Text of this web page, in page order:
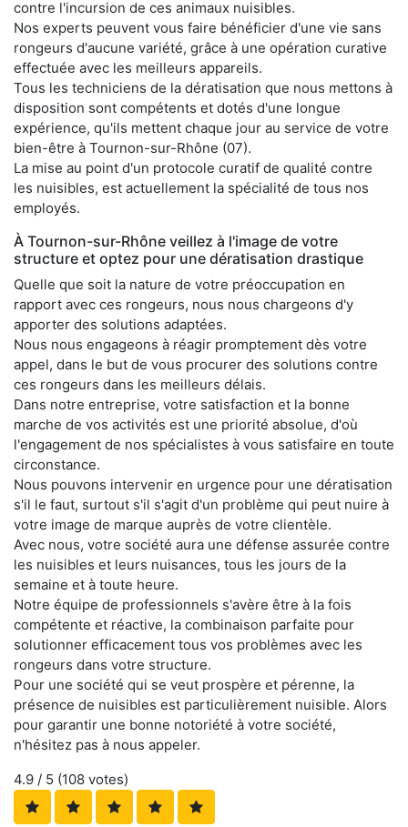
contre l'incursion de ces animaux nuisibles.
Nos experts peuvent vous faire bénéficier d'une vie sans
rongeurs d'aucune variété, grâce à une opération curative
effectuée avec les meilleurs appareils.
Tous les techniciens de la dératisation que nous mettons à
disposition sont compétents et dotés d'une longue
expérience, qu'ils mettent chaque jour au service de votre
bien-être à Tournon-sur-Rhône (07).
La mise au point d'un protocole curatif de qualité contre
les nuisibles, est actuellement la spécialité de tous nos
employés.
À Tournon-sur-Rhône veillez à l'image de votre
structure et optez pour une dératisation drastique
Quelle que soit la nature de votre préoccupation en
rapport avec ces rongeurs, nous nous chargeons d'y
apporter des solutions adaptées.
Nous nous engageons à réagir promptement dès votre
appel, dans le but de vous procurer des solutions contre
ces rongeurs dans les meilleurs délais.
Dans notre entreprise, votre satisfaction et la bonne
marche de vos activités est une priorité absolue, d'où
l'engagement de nos spécialistes à vous satisfaire en toute
circonstance.
Nous pouvons intervenir en urgence pour une dératisation
s'il le faut, surtout s'il s'agit d'un problème qui peut nuire à
votre image de marque auprès de votre clientèle.
Avec nous, votre société aura une défense assurée contre
les nuisibles et leurs nuisances, tous les jours de la
semaine et à toute heure.
Notre équipe de professionnels s'avère être à la fois
compétente et réactive, la combinaison parfaite pour
solutionner efficacement tous vos problèmes avec les
rongeurs dans votre structure.
Pour une société qui se veut prospère et pérenne, la
présence de nuisibles est particulièrement nuisible. Alors
pour garantir une bonne notoriété à votre société,
n'hésitez pas à nous appeler.
4.9 / 5 (108 votes)